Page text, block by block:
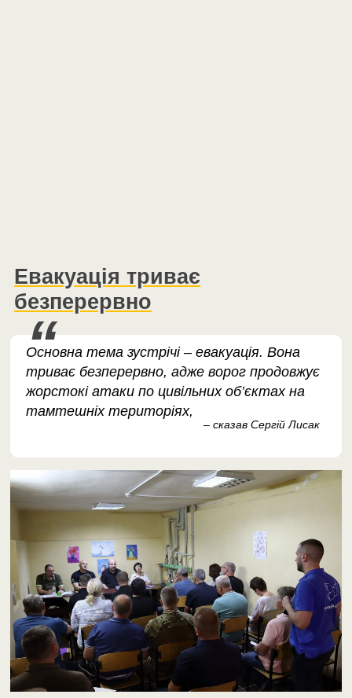
Евакуація триває
безперервно
Основна тема зустрічі – евакуація. Вона
триває безперервно, адже ворог продовжує
жорстокі атаки по цивільних об’єктах на
тамтешніх територіях,
– сказав Сергій Лисак